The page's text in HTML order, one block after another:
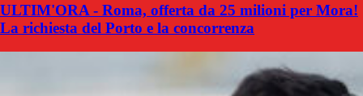
ULTIM'ORA - Roma, offerta da 25 milioni per Mora!
La richiesta del Porto e la concorrenza